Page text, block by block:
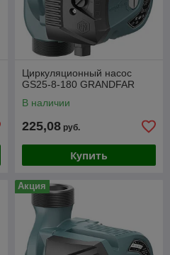
Циркуляционный насос
GS25-8-180 GRANDFAR
В наличии
225,08 руб.
Купить
Акция